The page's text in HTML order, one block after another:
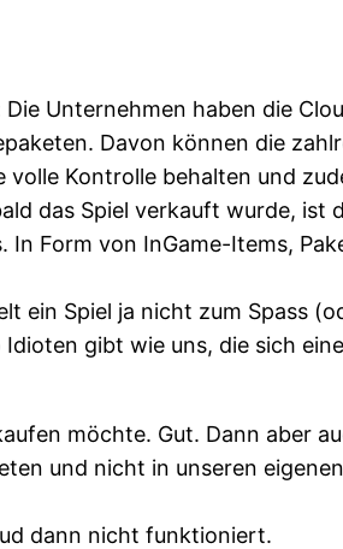
Unternehmen haben die
Davon können die
Kontrolle behalten und
das Spiel verkauft wurde, ist
Form von InGame-Items,
ein Spiel ja nicht zum Spass
gibt wie uns, die sich
möchte. Gut. Dann aber
und nicht in unseren
dann nicht funktioniert.